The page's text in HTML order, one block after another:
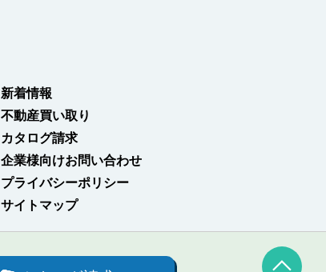
新着情報
不動産買い取り
カタログ請求
企業様向けお問い合わせ
プライバシーポリシー
サイトマップ